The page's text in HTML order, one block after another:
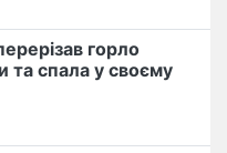
горло
та спала у своєму